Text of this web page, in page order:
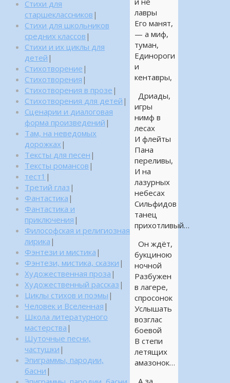
лавры
Его манят,
— а миф,
туман,
Единороги
и
кентавры,
Дриады,
игры
нимф в
лесах
И флейты
Пана
переливы,
И на
лазурных
небесах
Сильфидов
танец
прихотливый…
Он ждёт,
букциною
ночной
Разбужен
в лагере,
спросонок
Услышать
возглас
боевой
В степи
летящих
амазонок…
Стихи для
старшеклассников |
Стихи для школьников
средних классов |
Стихи и их циклы для
детей |
Стихотворение |
Стихотворения |
Стихотворения в прозе |
Стихотворения для детей |
Сценарии и диалоговая
форма произведений |
Там, на неведомых
дорожках |
Тексты для песен |
Тексты романсов |
тест1 |
Третий глаз |
Фантастика |
Фантастика и
приключения |
Философская и религиозная
лирика |
Фэнтези и мистика |
Фэнтези, мистика, сказки |
Художественная проза |
Художественный рассказ |
Циклы стихов и поэмы |
Человек и Вселенная |
Школа литературного
мастерства |
Шуточные песни,
частушки |
Эпиграммы, пародии,
басни |